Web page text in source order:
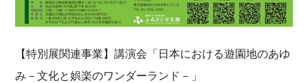
【特別展関連事業】講演会「日本における遊園地のあゆ
み－文化と娯楽のワンダーランド－」